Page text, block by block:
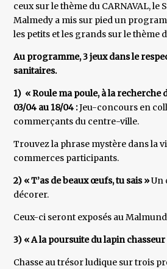
ceux sur le thème du CARNAVAL, le
Malmedy a mis sur pied un
les petits et les grands sur le thème
Au programme, 3 jeux dans le
sanitaires.
1) « Roule ma poule, à la recherche
03/04 au 18/04 :Jeu-concours en
commerçants du centre-ville.
Trouvez la phrase mystère dans la
commerces participants.
2) « T’as de beaux œufs, tu sais »Un
décorer.
Ceux-ci seront exposés au
3) « A la poursuite du lapin chasseur
Chasse au trésor ludique sur trois